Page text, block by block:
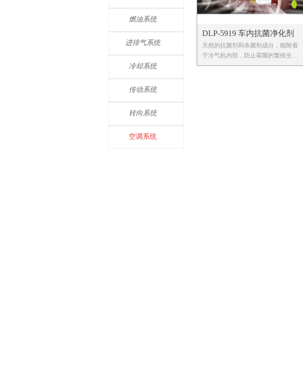
DLP-5919 车内抗菌净化剂
天然的抗菌剂和杀菌剂成分，能附着
于冷气机内部，防止霉菌的繁殖生
成。一经使用，产品成分迅速渗透到
燃油系统
进排气系统
冷却系统
传动系统
转向系统
空调系统